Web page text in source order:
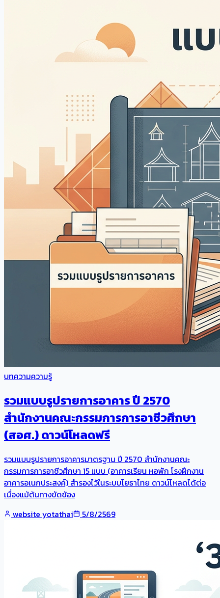
บทความความรู้
รวมแบบรูปรายการอาคาร ปี 2570
สำนักงานคณะกรรมการการอาชีวศึกษา
(สอศ.) ดาวน์โหลดฟรี
รวมแบบรูปรายการอาคารมาตรฐาน ปี 2570 สำนักงานคณะ
กรรมการการอาชีวศึกษา 15 แบบ (อาคารเรียน หอพัก โรงฝึกงาน
อาคารอเนกประสงค์) สำรองไว้ในระบบโยธาไทย ดาวน์โหลดได้ต่อ
เนื่องแม้ต้นทางขัดข้อง
website yotathai
5/8/2569